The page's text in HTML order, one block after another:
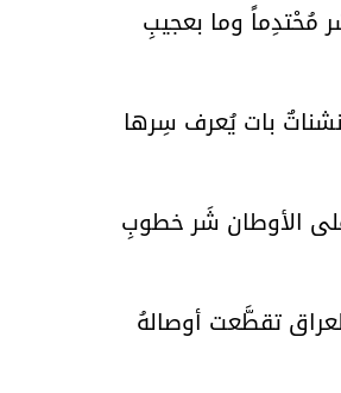
مُحْتدِماً وما بعجيبِ
بات يُعرف سِرها
الأوطان شَر خطوبِ
تقطَّعت أوصالهُ